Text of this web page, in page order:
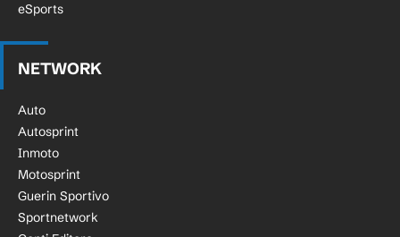
eSports
NETWORK
Auto
Autosprint
Inmoto
Motosprint
Guerin Sportivo
Sportnetwork